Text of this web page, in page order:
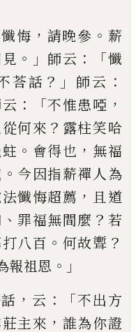
悔 ， 請晚參 。 薪
。」 師云 ：「懺
荅話 ？」 師云 ：
：「不惟患啞 ，
何來 ？ 露柱笑哈
。 會得也 ， 無福
。 今因指薪禪人為
懺悔超薦 ， 且道
、 罪福無間麼 ？ 若
八百 。 何故聻 ？
報祖恩 。」
， 云 ：「不出方
主來 ， 誰為你證